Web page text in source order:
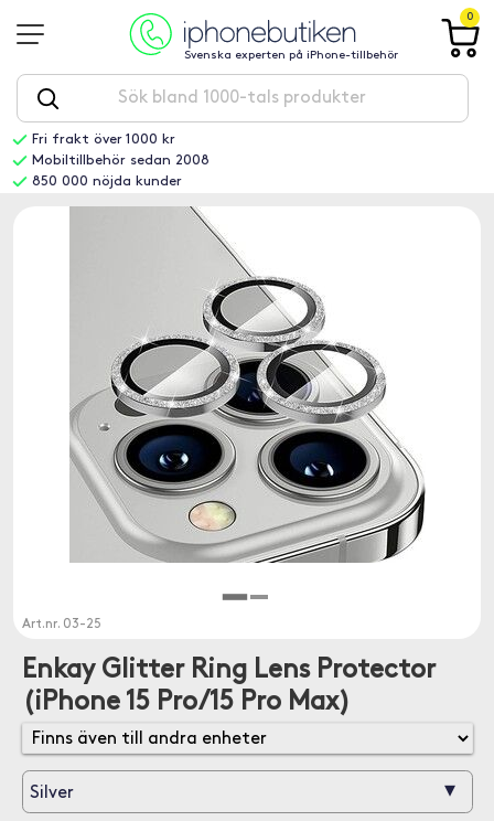
Svenska experten på iPhone-tillbehör
0
Fri frakt över 1000 kr
Mobiltillbehör sedan 2008
850 000 nöjda kunder
Art.nr. 03-25
Enkay Glitter Ring Lens Protector
(iPhone 15 Pro/15 Pro Max)
Silver ▾